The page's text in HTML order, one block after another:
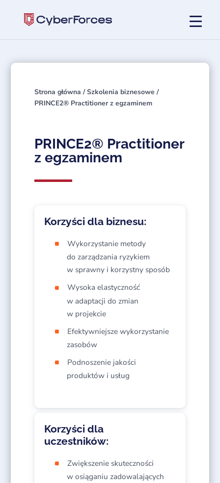
Strona główna /Szkolenia biznesowe /
PRINCE2® Practitioner z egzaminem
PRINCE2® Practitioner
z egzaminem
Korzyści dla biznesu:
Wykorzystanie metody
do zarządzania ryzykiem
w sprawny i korzystny sposób
Wysoka elastyczność
w adaptacji do zmian
w projekcie
Efektywniejsze wykorzystanie
zasobów
Podnoszenie jakości
produktów i usług
Korzyści dla
uczestników:
Zwiększenie skuteczności
w osiąganiu zadowalających